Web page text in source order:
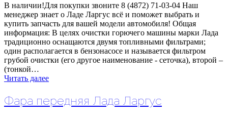
В наличии!Для покупки звоните 8 (4872) 71-03-04 Наш
менеджер знает о Ладе Ларгус всё и поможет выбрать и
купить запчасть для вашей модели автомобиля! Общая
информация: В целях очистки горючего машины марки Лада
традиционно оснащаются двумя топливными фильтрами;
один располагается в бензонасосе и называется фильтром
грубой очистки (его другое наименование - сеточка), второй –
(тонкой…
Читать далее
Фара передняя Лада Ларгус